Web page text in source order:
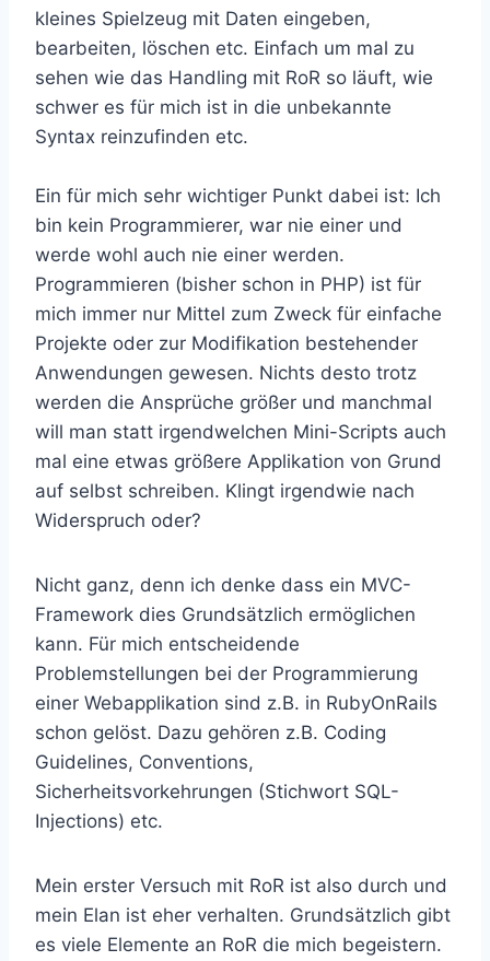
kleines Spielzeug mit Daten eingeben,
bearbeiten, löschen etc. Einfach um mal zu
sehen wie das Handling mit RoR so läuft, wie
schwer es für mich ist in die unbekannte
Syntax reinzufinden etc.
Ein für mich sehr wichtiger Punkt dabei ist: Ich
bin kein Programmierer, war nie einer und
werde wohl auch nie einer werden.
Programmieren (bisher schon in PHP) ist für
mich immer nur Mittel zum Zweck für einfache
Projekte oder zur Modifikation bestehender
Anwendungen gewesen. Nichts desto trotz
werden die Ansprüche größer und manchmal
will man statt irgendwelchen Mini-Scripts auch
mal eine etwas größere Applikation von Grund
auf selbst schreiben. Klingt irgendwie nach
Widerspruch oder?
Nicht ganz, denn ich denke dass ein MVC-
Framework dies Grundsätzlich ermöglichen
kann. Für mich entscheidende
Problemstellungen bei der Programmierung
einer Webapplikation sind z.B. in RubyOnRails
schon gelöst. Dazu gehören z.B. Coding
Guidelines, Conventions,
Sicherheitsvorkehrungen (Stichwort SQL-
Injections) etc.
Mein erster Versuch mit RoR ist also durch und
mein Elan ist eher verhalten. Grundsätzlich gibt
es viele Elemente an RoR die mich begeistern.